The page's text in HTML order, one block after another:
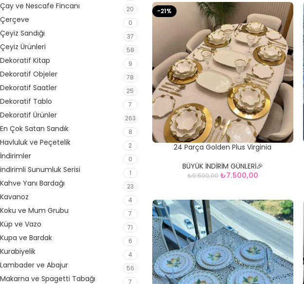
Çay ve Nescafe Fincanı 20
Çerçeve 0
Çeyiz Sandığı 37
Çeyiz Ürünleri 58
Dekoratif Kitap 9
Dekoratif Objeler 78
Dekoratif Saatler 25
Dekoratif Tablo 7
Dekoratif Ürünler 263
En Çok Satan Sandık 8
Havluluk ve Peçetelik 2
İndirimler 0
indirimli Sunumluk Serisi 1
Kahve Yanı Bardağı 23
Kavanoz 4
Koku ve Mum Grubu 7
Küp ve Vazo 71
Kupa ve Bardak 6
Kurabiyelik 4
Lambader ve Abajur 56
Makarna ve Spagetti Tabağı 7
-21%
24 Parça Golden Plus Virginia
BÜYÜK İNDİRİM GÜNLERİ🎉
₺9.500,00 ₺7.500,00